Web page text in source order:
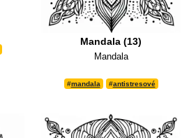
Mandala (13)
Mandala
#mandala #antistresové